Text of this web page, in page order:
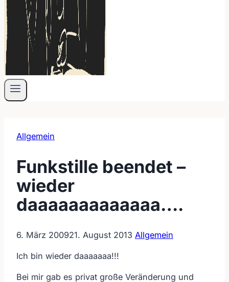
Allgemein
Funkstille beendet –
wieder
daaaaaaaaaaaaa….
6. März 200921. August 2013 Allgemein
Ich bin wieder daaaaaaa!!!
Bei mir gab es privat große Veränderung und